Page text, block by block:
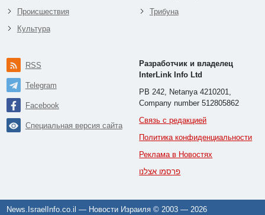
Происшествия
Культура
Трибуна
RSS
Telegram
Facebook
Специальная версия сайта
Разработчик и владелец
InterLink Info Ltd
PB 242, Netanya 4210201,
Company number 512805862
Связь с редакцией
Политика конфиденциальности
Реклама в Новостях
פרסמו אצלנו
News.IsraelInfo.co.il — Новости Израиля © 2003 —2026